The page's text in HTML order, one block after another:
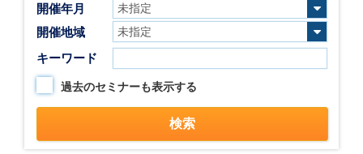
開催年月
開催地域
キーワード
過去のセミナーも表示する